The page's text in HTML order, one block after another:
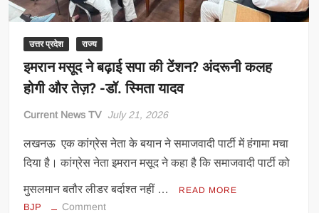
उत्तर प्रदेश राज्य
इमरान मसूद ने बढ़ाई सपा की टेंशन? अंदरूनी कलह
होगी और तेज़? -डॉ. स्मिता यादव
Current News TV July 21, 2026
लखनऊ एक कांग्रेस नेता के बयान ने समाजवादी पार्टी में हंगामा मचा
दिया है। कांग्रेस नेता इमरान मसूद ने कहा है कि समाजवादी पार्टी को
मुसलमान बतौर लीडर बर्दाश्त नहीं … READ MORE
BJP Commenton